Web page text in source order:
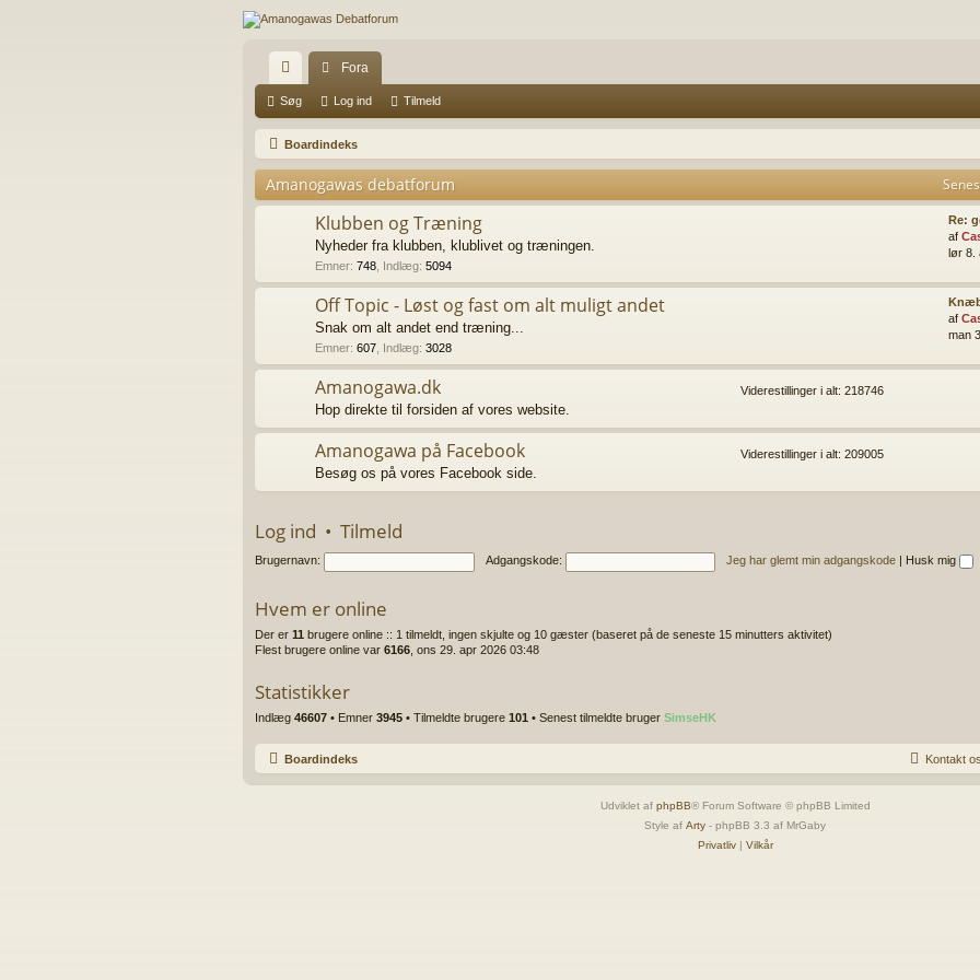
urt
ig
e
lin
Fora
Søg Log ind Tilmeld
Boardindeks
Amanogawas debatforum
Klubben og Træning
Nyheder fra klubben, klublivet og træningen.
Emner: 748 Indlæg: 5094
Re:
af
lør 8.
Off Topic - Løst og fast om alt muligt andet
Snak om alt andet end træning...
Emner: 607 Indlæg: 3028
af
man
Amanogawa.dk
Hop direkte til forsiden af vores website.
Viderestillinger i alt: 218746
Amanogawa på Facebook
Besøg os på vores Facebook side.
Viderestillinger i alt: 209005
Log ind • Tilmeld
Brugernavn: Adgangskode: Jeg har glemt min adgangskode Husk mig
Hvem er online
Der er 11 brugere online :: 1 tilmeldt, ingen skjulte og 10 gæster (baseret på de seneste 15 minutters aktivitet)
Flest brugere online var 6166 , ons 29. apr 2026 03:48
Statistikker
Indlæg 46607 • Emner 3945 • Tilmeldte brugere 101 • Senest tilmeldte bruger SimseHK
Boardindeks Kontakt os
Udviklet af phpBB® Forum Software © phpBB Limited
Style af Arty - phpBB 3.3 af MrGaby
Privatliv| Vilkår